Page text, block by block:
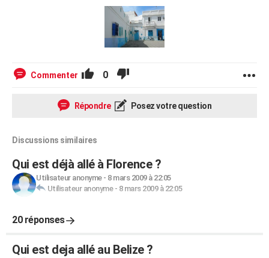
Commenter 0
Répondre Posez votre question
Discussions similaires
Qui est déjà allé à Florence ?
Utilisateur anonyme- 8 mars 2009 à 22:05
Utilisateur anonyme- 8 mars 2009 à 22:05
20 réponses
Qui est deja allé au Belize ?